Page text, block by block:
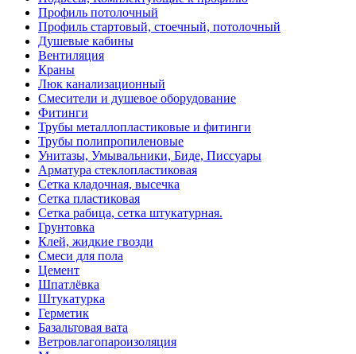
Профиль потолочный
Профиль стартовый, стоечный, потолочный
Душевые кабины
Вентиляция
Краны
Люк канализационный
Смесители и душевое оборудование
Фитинги
Трубы металлопластиковые и фитинги
Трубы полипропиленовые
Унитазы, Умывальники, Биде, Писсуары
Арматура стеклопластиковая
Сетка кладочная, высечка
Сетка пластиковая
Сетка рабица, сетка штукатурная.
Грунтовка
Клей, жидкие гвозди
Смеси для пола
Цемент
Шпатлёвка
Штукатурка
Герметик
Базальтовая вата
Ветровлагопароизоляция